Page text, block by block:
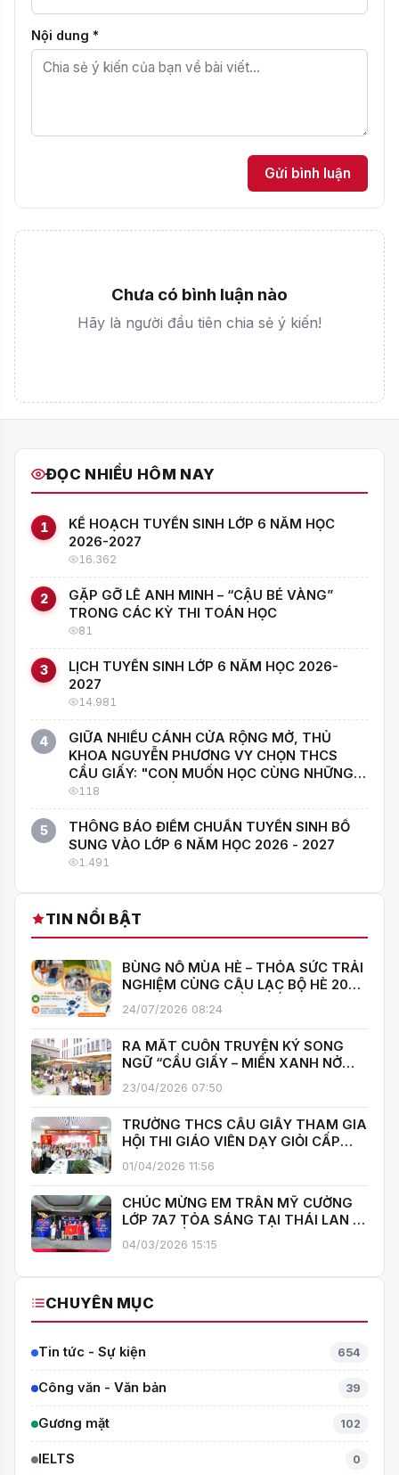
Nội dung *
Gửi bình luận
Chưa có bình luận nào
Hãy là người đầu tiên chia sẻ ý kiến!
ĐỌC NHIỀU HÔM NAY
1
KẾ HOẠCH TUYỂN SINH LỚP 6 NĂM HỌC
2026-2027
16.362
2
GẶP GỠ LÊ ANH MINH – “CẬU BÉ VÀNG”
TRONG CÁC KỲ THI TOÁN HỌC
81
3
LỊCH TUYỂN SINH LỚP 6 NĂM HỌC 2026-
2027
14.981
4
GIỮA NHIỀU CÁNH CỬA RỘNG MỞ, THỦ
KHOA NGUYỄN PHƯƠNG VY CHỌN THCS
CẦU GIẤY: "CON MUỐN HỌC CÙNG NHỮNG
NGƯỜI GIỎI NHẤT!"
118
5
THÔNG BÁO ĐIỂM CHUẨN TUYỂN SINH BỔ
SUNG VÀO LỚP 6 NĂM HỌC 2026 - 2027
1.491
TIN NỔI BẬT
BÙNG NỔ MÙA HÈ – THỎA SỨC TRẢI
NGHIỆM CÙNG CÂU LẠC BỘ HÈ 2026
TRƯỜNG THCS CẦU GIẤY!
24/07/2026 08:24
RA MẮT CUỐN TRUYỆN KÝ SONG
NGỮ “CẦU GIẤY – MIỀN XANH NỞ
HOA”, KHÁNH THÀNH THƯ VIỆN MỞ,
LAN TOẢ VĂN HOÁ ĐỌC
23/04/2026 07:50
TRƯỜNG THCS CẦU GIẤY THAM GIA
HỘI THI GIÁO VIÊN DẠY GIỎI CẤP
TRUNG HỌC CƠ SỞ PHƯỜNG YÊN
HOÀ
01/04/2026 11:56
CHÚC MỪNG EM TRẦN MỸ CƯỜNG
LỚP 7A7 TỎA SÁNG TẠI THÁI LAN –
MANG VỀ HUY CHƯƠNG BẠC TOÁN
QUỐC TẾ ITMC 2026
04/03/2026 15:15
CHUYÊN MỤC
Tin tức - Sự kiện 654
Công văn - Văn bản 39
Gương mặt 102
IELTS 0